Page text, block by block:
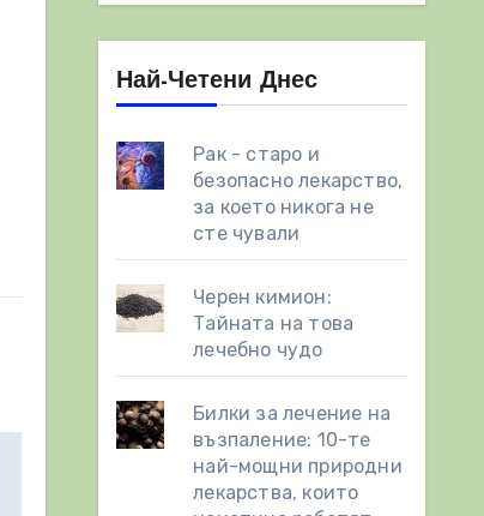
Най-Четени Днес
Рак - старо и
безопасно лекарство,
за което никога не
сте чували
Черен кимион:
Тайната на това
лечебно чудо
Билки за лечение на
възпаление: 10-те
най-мощни природни
лекарства, които